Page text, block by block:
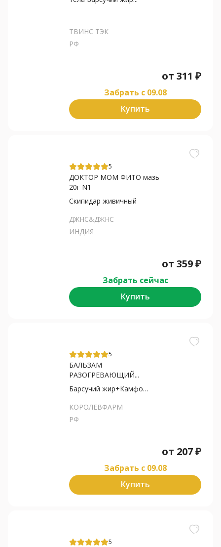
ТВИНС ТЭК
РФ
от 311 ₽
Забрать c 09.08
Купить
5
ДОКТОР МОМ ФИТО мазь
20г N1
Скипидар живичный
ДЖНС&ДЖНС
ИНДИЯ
от 359₽
Забрать сейчас
Купить
5
БАЛЬЗАМ
РАЗОГРЕВАЮЩИЙ...
Барсучий жир+Камфора+Перца...
КОРОЛЕВФАРМ
РФ
от 207₽
Забрать c 09.08
Купить
5